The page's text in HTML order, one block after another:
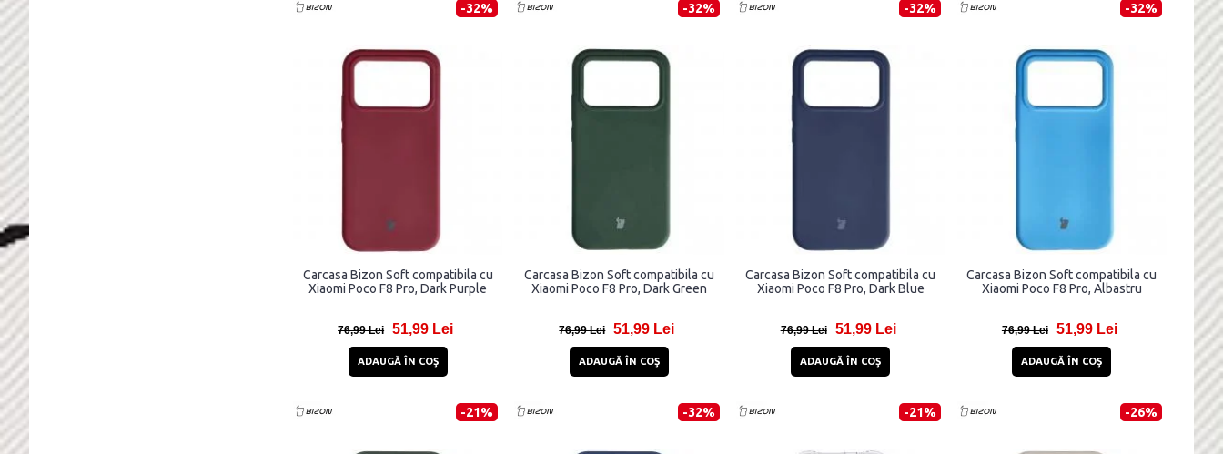
-32%
Carcasa Bizon Soft compatibila cu
Xiaomi Poco F8 Pro, Dark Purple
76,99 Lei 51,99 Lei
ADAUGĂ ÎN COŞ
-32%
Carcasa Bizon Soft compatibila cu
Xiaomi Poco F8 Pro, Dark Green
76,99 Lei 51,99 Lei
ADAUGĂ ÎN COŞ
-32%
Carcasa Bizon Soft compatibila cu
Xiaomi Poco F8 Pro, Dark Blue
76,99 Lei 51,99 Lei
ADAUGĂ ÎN COŞ
-32%
Carcasa Bizon Soft compatibila cu
Xiaomi Poco F8 Pro, Albastru
76,99 Lei 51,99 Lei
ADAUGĂ ÎN COŞ
-21% -32% -21% -26%